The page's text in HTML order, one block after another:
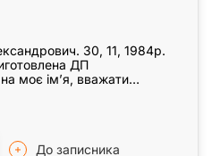
30, 11, 1984р.
ДП
моє ім’я, вважати
До записника